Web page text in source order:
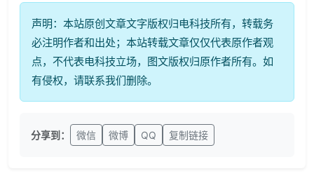
声明：本站原创文章文字版权归电科技所有，转载务
必注明作者和出处；本站转载文章仅仅代表原作者观
点，不代表电科技立场，图文版权归原作者所有。如
有侵权，请联系我们删除。
分享到： 微信 微博 QQ 复制链接